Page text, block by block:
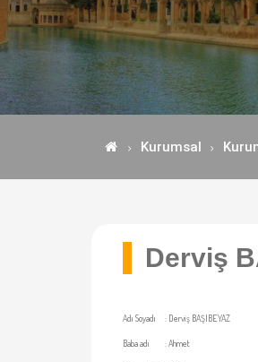
Kurumsal
Derviş
Adı Soyadı : Derviş BAŞIBEYAZ
Baba adı :Ahmet